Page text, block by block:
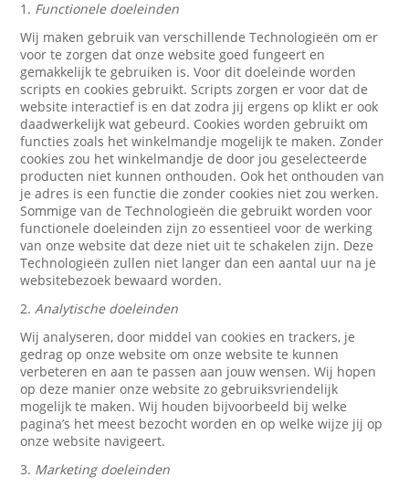
1. Functionele doeleinden
Wij maken gebruik van verschillende Technologieën om er
voor te zorgen dat onze website goed fungeert en
gemakkelijk te gebruiken is. Voor dit doeleinde worden
scripts en cookies gebruikt. Scripts zorgen er voor dat de
website interactief is en dat zodra jij ergens op klikt er ook
daadwerkelijk wat gebeurd. Cookies worden gebruikt om
functies zoals het winkelmandje mogelijk te maken. Zonder
cookies zou het winkelmandje de door jou geselecteerde
producten niet kunnen onthouden. Ook het onthouden van
je adres is een functie die zonder cookies niet zou werken.
Sommige van de Technologieën die gebruikt worden voor
functionele doeleinden zijn zo essentieel voor de werking
van onze website dat deze niet uit te schakelen zijn. Deze
Technologieën zullen niet langer dan een aantal uur na je
websitebezoek bewaard worden.
2.Analytische doeleinden
Wij analyseren, door middel van cookies en trackers, je
gedrag op onze website om onze website te kunnen
verbeteren en aan te passen aan jouw wensen. Wij hopen
op deze manier onze website zo gebruiksvriendelijk
mogelijk te maken. Wij houden bijvoorbeeld bij welke
pagina’s het meest bezocht worden en op welke wijze jij op
onze website navigeert.
3. Marketing doeleinden